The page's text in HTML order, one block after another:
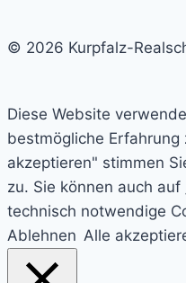
© 2026 Kurpfalz-
Diese Website
bestmögliche Erfahrung
akzeptieren" stimmen
zu. Sie können auch
technisch notwendige
Ablehnen Alle